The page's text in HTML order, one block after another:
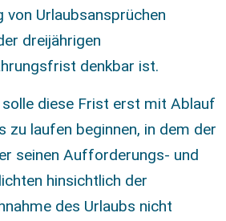
von Urlaubsansprüchen
dreijährigen
denkbar ist.
diese Frist erst mit Ablauf
zu laufen beginnen, in dem der
seinen Aufforderungs- und
hinsichtlich der
des Urlaubs nicht